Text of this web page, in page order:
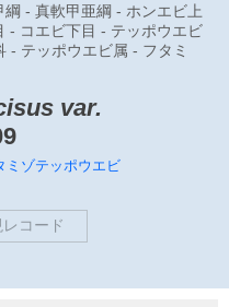
- 真軟甲亜綱 - ホンエビ上
- コエビ下目 - テッポウエビ
- テッポウエビ属 - フタミ
var.
ミゾテッポウエビ
レコード